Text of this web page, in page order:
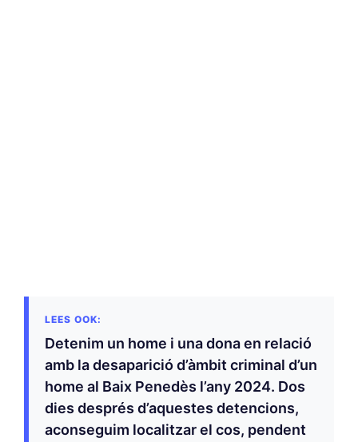
Detenim un home i una dona en relació
amb la desaparició d’àmbit criminal d’un
home al Baix Penedès l’any 2024. Dos
dies després d’aquestes detencions,
aconseguim localitzar el cos, pendent